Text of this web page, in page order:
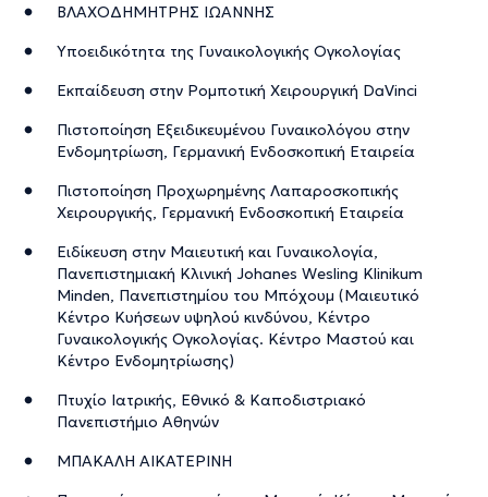
ΒΛΑΧΟΔΗΜΗΤΡΗΣ ΙΩΑΝΝΗΣ
Υποειδικότητα της Γυναικολογικής Ογκολογίας
Εκπαίδευση στην Ρομποτική Χειρουργική DaVinci
Πιστοποίηση Εξειδικευμένου Γυναικολόγου στην
Ενδομητρίωση, Γερμανική Ενδοσκοπική Εταιρεία
Πιστοποίηση Προχωρημένης Λαπαροσκοπικής
Χειρουργικής, Γερμανική Ενδοσκοπική Εταιρεία
Ειδίκευση στην Μαιευτική και Γυναικολογία,
Πανεπιστημιακή Κλινική Johanes Wesling Klinikum
Minden, Πανεπιστημίου του Μπόχουμ (Μαιευτικό
Κέντρο Κυήσεων υψηλού κινδύνου, Κέντρο
Γυναικολογικής Ογκολογίας. Κέντρο Μαστού και
Κέντρο Ενδομητρίωσης)
Πτυχίο Ιατρικής, Εθνικό & Καποδιστριακό
Πανεπιστήμιο Αθηνών
ΜΠΑΚΑΛΗ ΑΙΚΑΤΕΡΙΝΗ